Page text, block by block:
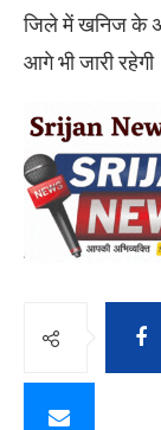
जिले में खनिज के
आगे भी जारी